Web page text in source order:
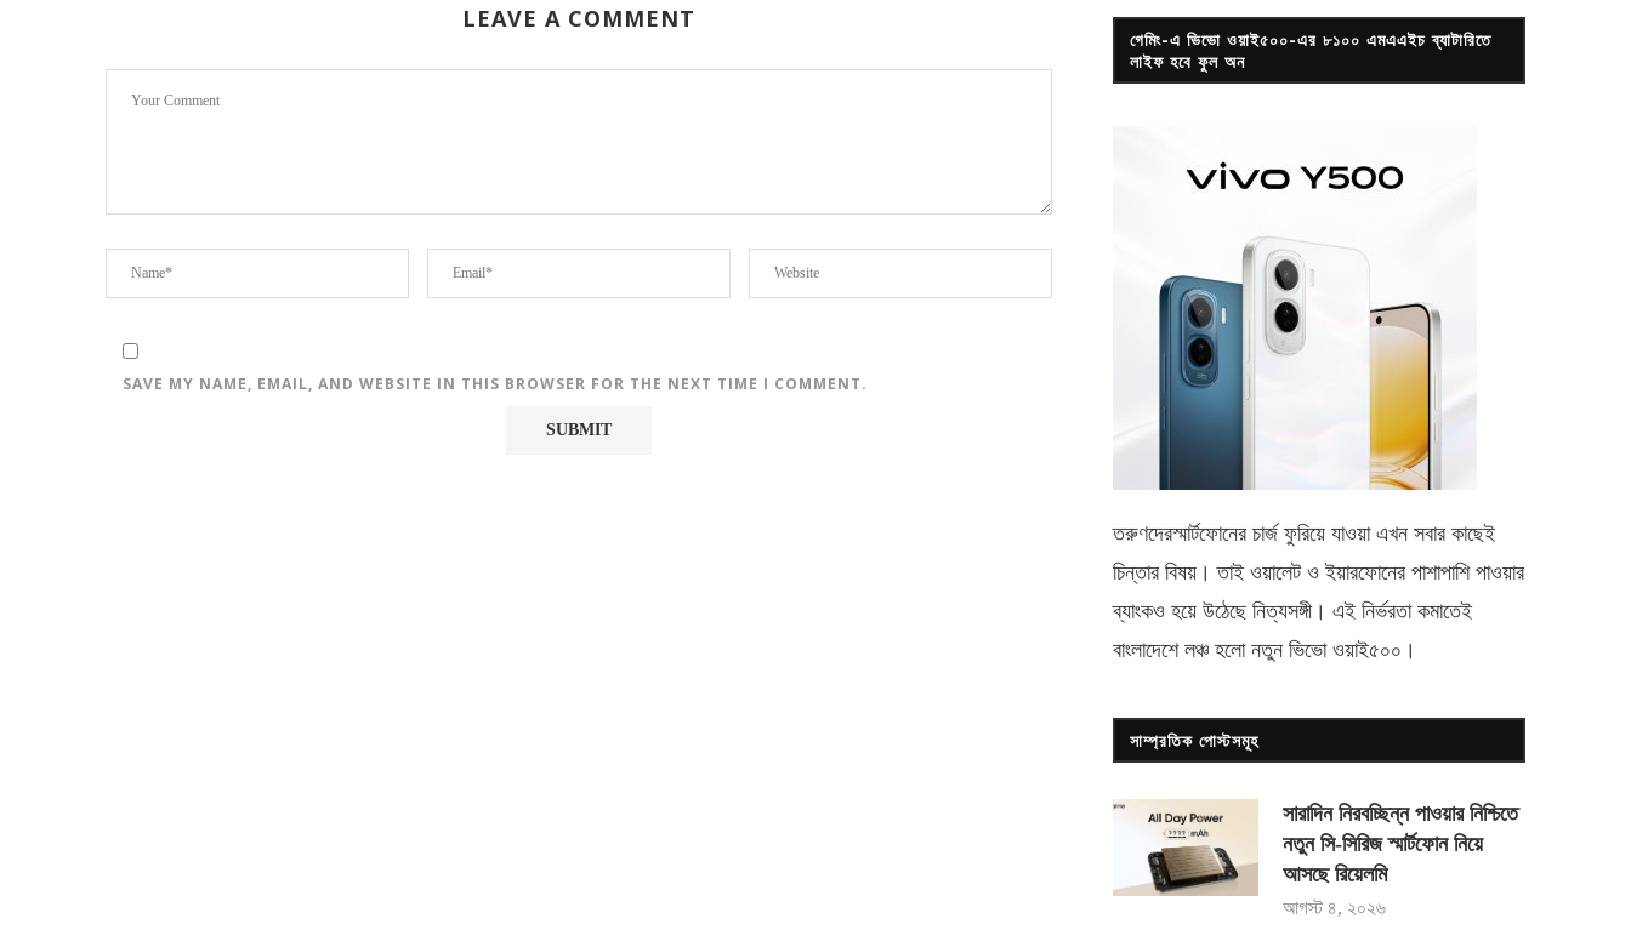
LEAVE A COMMENT
SAVE MY NAME, EMAIL, AND WEBSITE IN THIS BROWSER FOR THE NEXT TIME I COMMENT.
গেমিং-এ ভিভো ওয়াই৫০০-এর ৮১০০ এমএএইচ ব্যাটারিতে
লাইফ হবে ফুল অন
তরুণদেরস্মার্টফোনের চার্জ ফুরিয়ে যাওয়া এখন সবার কাছেই
চিন্তার বিষয়। তাই ওয়ালেট ও ইয়ারফোনের পাশাপাশি পাওয়ার
ব্যাংকও হয়ে উঠেছে নিত্যসঙ্গী। এই নির্ভরতা কমাতেই
বাংলাদেশে লঞ্চ হলো নতুন ভিভো ওয়াই৫০০ ।
সাম্প্রতিক পোস্টসমূহ
সারাদিন নিরবচ্ছিন্ন পাওয়ার নিশ্চিতে
নতুন সি-সিরিজ স্মার্টফোন নিয়ে
আসছে রিয়েলমি
আগস্ট ৪, ২০২৬